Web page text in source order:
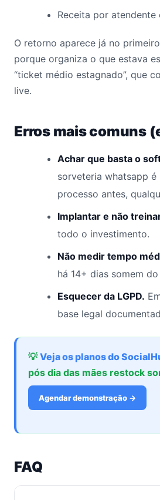
Receita por atendente
O retorno aparece já no
porque organiza o que estava
“ticket médio estagnado”, que
live.
Erros mais comuns
Achar que basta o
sorveteria whatsapp
processo antes,
Implantar e não
todo o investimento.
Não medir tempo
há 14+ dias somem do
Esquecer da LGPD.
base legal
💡Veja os planos do
pós dia das mães restock
Agendar demonstração →
FAQ